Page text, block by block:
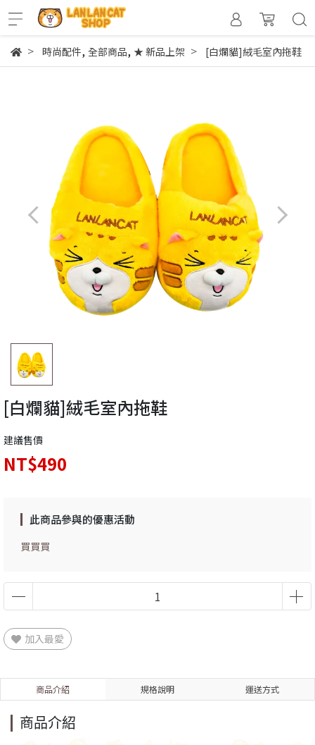
時尚配件, 全部商品, ★ 新品上架 [白爛貓]絨毛室內拖鞋
[白爛貓]絨毛室內拖鞋
建議售價
NT$490
此商品參與的優惠活動
買買買
加入最愛
商品介紹 規格說明 運送方式
商品介紹